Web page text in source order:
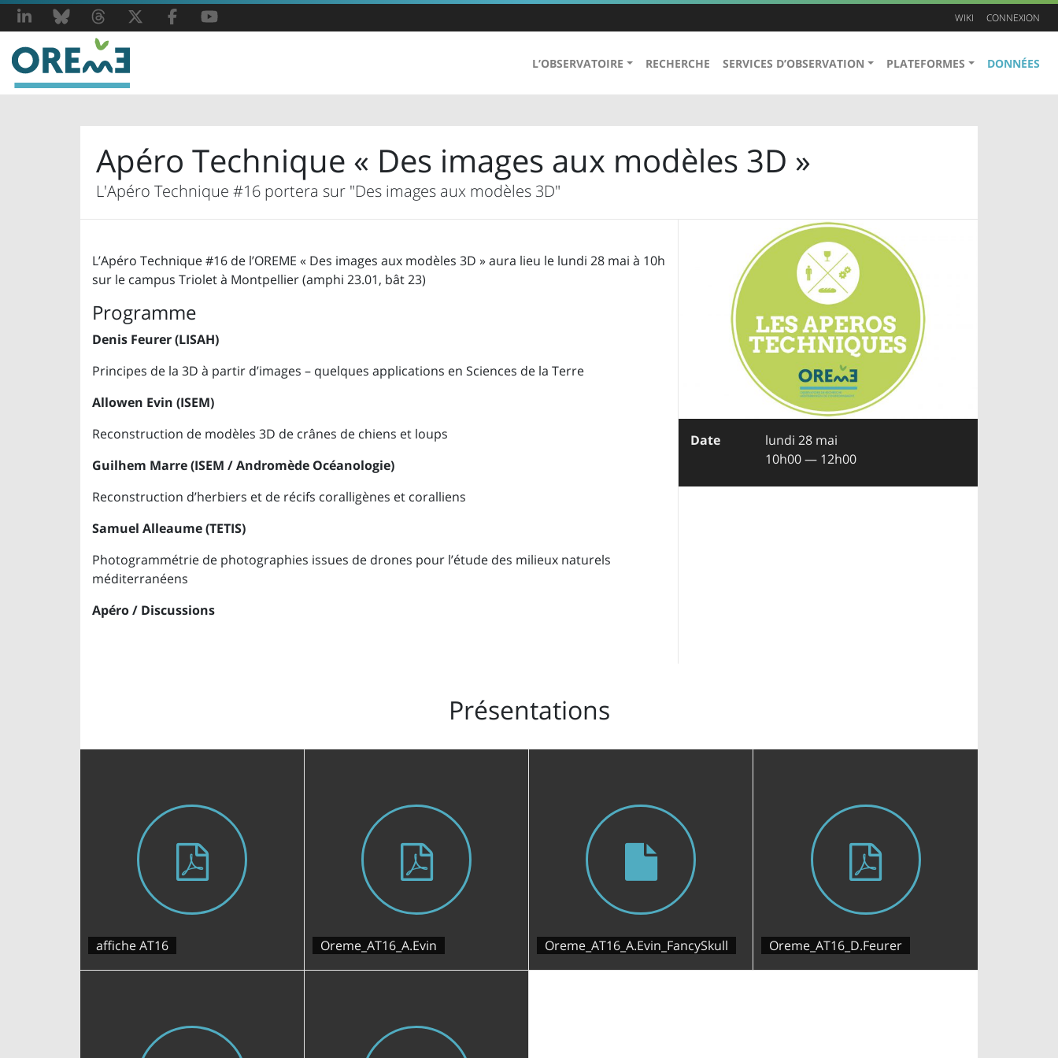
L’OBSERVATOIRE RECHERCHE SERVICES D’OBSERVATION PLATEFORMES DONNÉES
WIKI CONNEXION
LinkedInBlueskyThreads
X FacebookYouTube
Apéro Technique « Des images aux modèles 3D »
L'Apéro Technique #16 portera sur "Des images aux modèles 3D"
L’Apéro Technique #16 de l’OREME « Des images aux modèles 3D » aura lieu le lundi 28 mai à 10h
sur le campus Triolet à Montpellier (amphi 23.01, bât 23)
Programme
Denis Feurer (LISAH)
Principes de la 3D à partir d’images – quelques applications en Sciences de la Terre
Allowen Evin (ISEM)
Reconstruction de modèles 3D de crânes de chiens et loups
Guilhem Marre (ISEM / Andromède Océanologie)
Reconstruction d’herbiers et de récifs coralligènes et coralliens
Samuel Alleaume (TETIS)
Photogrammétrie de photographies issues de drones pour l’étude des milieux naturels
méditerranéens
Apéro / Discussions
Date
lundi 28 mai
10h00 — 12h00
Présentations
affiche AT16 Oreme_AT16_A.Evin Oreme_AT16_A.Evin_FancySkull Oreme_AT16_D.Feurer